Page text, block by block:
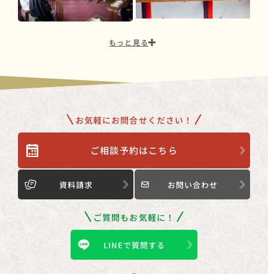
もっと見る
お気軽にお問合せください！
ご相談予約はこちら
資料請求 お問い合わせ
ご質問もお気軽に！
LINEで質問する